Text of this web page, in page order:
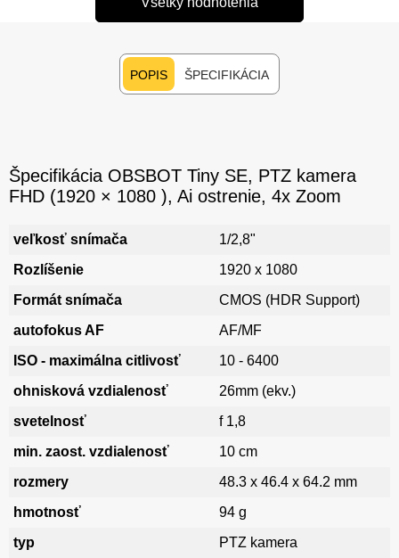
POPIS ŠPECIFIKÁCIA
Špecifikácia OBSBOT Tiny SE, PTZ kamera
FHD (1920 × 1080 ), Ai ostrenie, 4x Zoom
veľkosť snímača
1/2,8"
Rozlíšenie
1920 x 1080
Formát snímača
CMOS (HDR Support)
autofokus AF
AF/MF
ISO - maximálna citlivosť
10 - 6400
ohnisková vzdialenosť
26mm (ekv.)
svetelnosť
f 1,8
min. zaost. vzdialenosť
10 cm
rozmery
48.3 x 46.4 x 64.2 mm
hmotnosť
94 g
typ
PTZ kamera